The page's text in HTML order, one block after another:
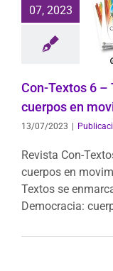
07, 2023
Social y
Con-Textos 6 –
cuerpos en
13/07/2023
Revista Con-
cuerpos en
Textos se
Democracia: